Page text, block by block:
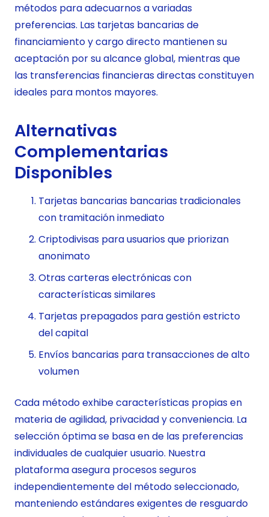
métodos para adecuarnos a variadas
preferencias. Las tarjetas bancarias de
financiamiento y cargo directo mantienen su
aceptación por su alcance global, mientras que
las transferencias financieras directas constituyen
ideales para montos mayores.
Alternativas
Complementarias
Disponibles
Tarjetas bancarias bancarias tradicionales
con tramitación inmediato
Criptodivisas para usuarios que priorizan
anonimato
Otras carteras electrónicas con
características similares
Tarjetas prepagados para gestión estricto
del capital
Envíos bancarias para transacciones de alto
volumen
Cada método exhibe características propias en
materia de agilidad, privacidad y conveniencia. La
selección óptima se basa en de las preferencias
individuales de cualquier usuario. Nuestra
plataforma asegura procesos seguros
independientemente del método seleccionado,
manteniendo estándares exigentes de resguardo